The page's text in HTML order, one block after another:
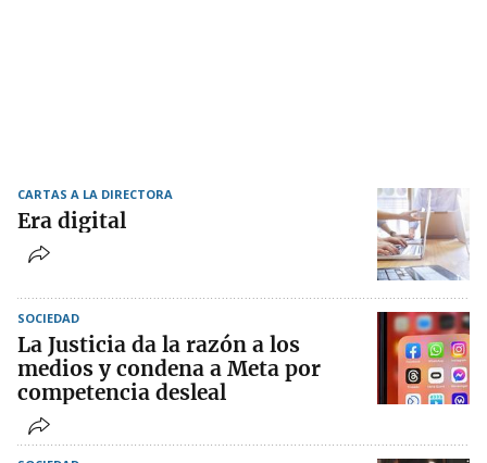
CARTAS A LA DIRECTORA
Era digital
SOCIEDAD
La Justicia da la razón a los
medios y condena a Meta por
competencia desleal